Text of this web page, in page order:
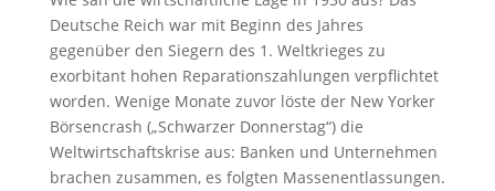
Deutsche Reich war mit Beginn des Jahres
gegenüber den Siegern des 1. Weltkrieges zu
exorbitant hohen Reparationszahlungen verpflichtet
worden. Wenige Monate zuvor löste der New Yorker
Börsencrash („Schwarzer Donnerstag“) die
Weltwirtschaftskrise aus: Banken und Unternehmen
brachen zusammen, es folgten Massenentlassungen.